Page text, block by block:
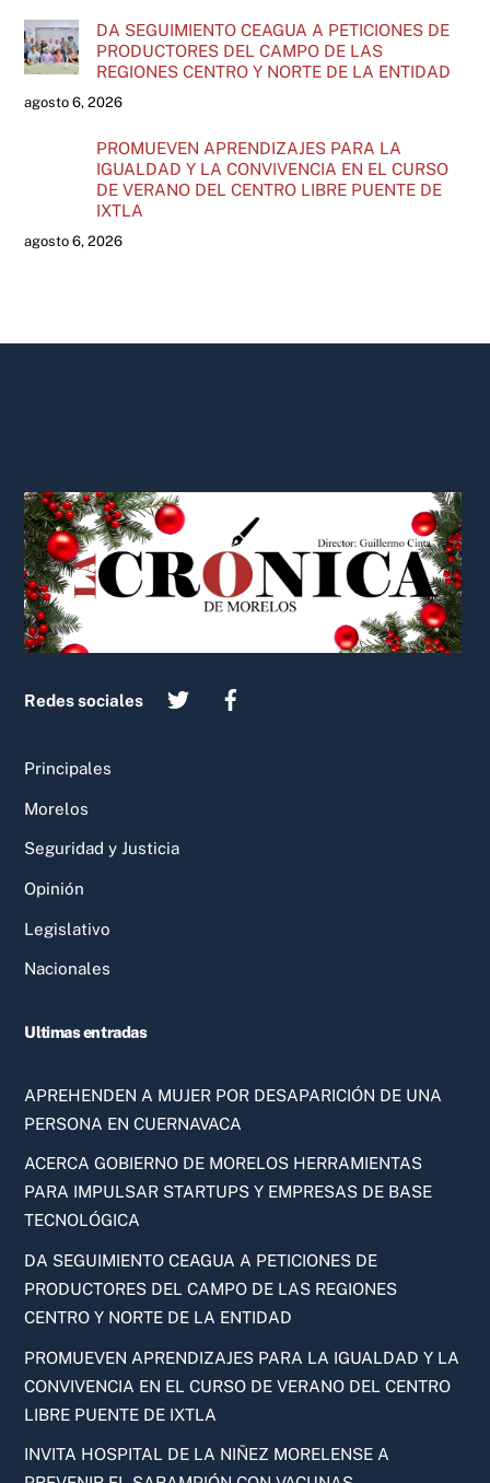
DA SEGUIMIENTO CEAGUA A PETICIONES DE
PRODUCTORES DEL CAMPO DE LAS
REGIONES CENTRO Y NORTE DE LA ENTIDAD
agosto 6, 2026
PROMUEVEN APRENDIZAJES PARA LA
IGUALDAD Y LA CONVIVENCIA EN EL CURSO
DE VERANO DEL CENTRO LIBRE PUENTE DE
IXTLA
agosto 6, 2026
To
Top
Redes sociales
Principales
Morelos
Seguridad y Justicia
Opinión
Legislativo
Nacionales
Ultimas entradas
APREHENDEN A MUJER POR DESAPARICIÓN DE UNA
PERSONA EN CUERNAVACA
ACERCA GOBIERNO DE MORELOS HERRAMIENTAS
PARA IMPULSAR STARTUPS Y EMPRESAS DE BASE
TECNOLÓGICA
DA SEGUIMIENTO CEAGUA A PETICIONES DE
PRODUCTORES DEL CAMPO DE LAS REGIONES
CENTRO Y NORTE DE LA ENTIDAD
PROMUEVEN APRENDIZAJES PARA LA IGUALDAD Y LA
CONVIVENCIA EN EL CURSO DE VERANO DEL CENTRO
LIBRE PUENTE DE IXTLA
INVITA HOSPITAL DE LA NIÑEZ MORELENSE A